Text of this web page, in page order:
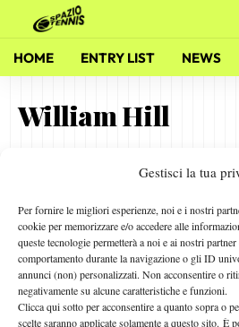
Gestisci la tua
Per fornire le migliori esperienze, noi e i nostri
cookie per memorizzare e/o accedere alle
queste tecnologie permetterà a noi e ai nostri
comportamento durante la navigazione o gli ID
annunci (non) personalizzati. Non acconsentire o
negativamente su alcune caratteristiche e funzioni.
Clicca qui sotto per acconsentire a quanto sopra o
scelte saranno applicate solamente a questo sito. È
HOME ENTRY LIST NEWS
William Hill
Verso una nuova stagione tennistica
10 Dicembre 2012
Redazione
Facebook